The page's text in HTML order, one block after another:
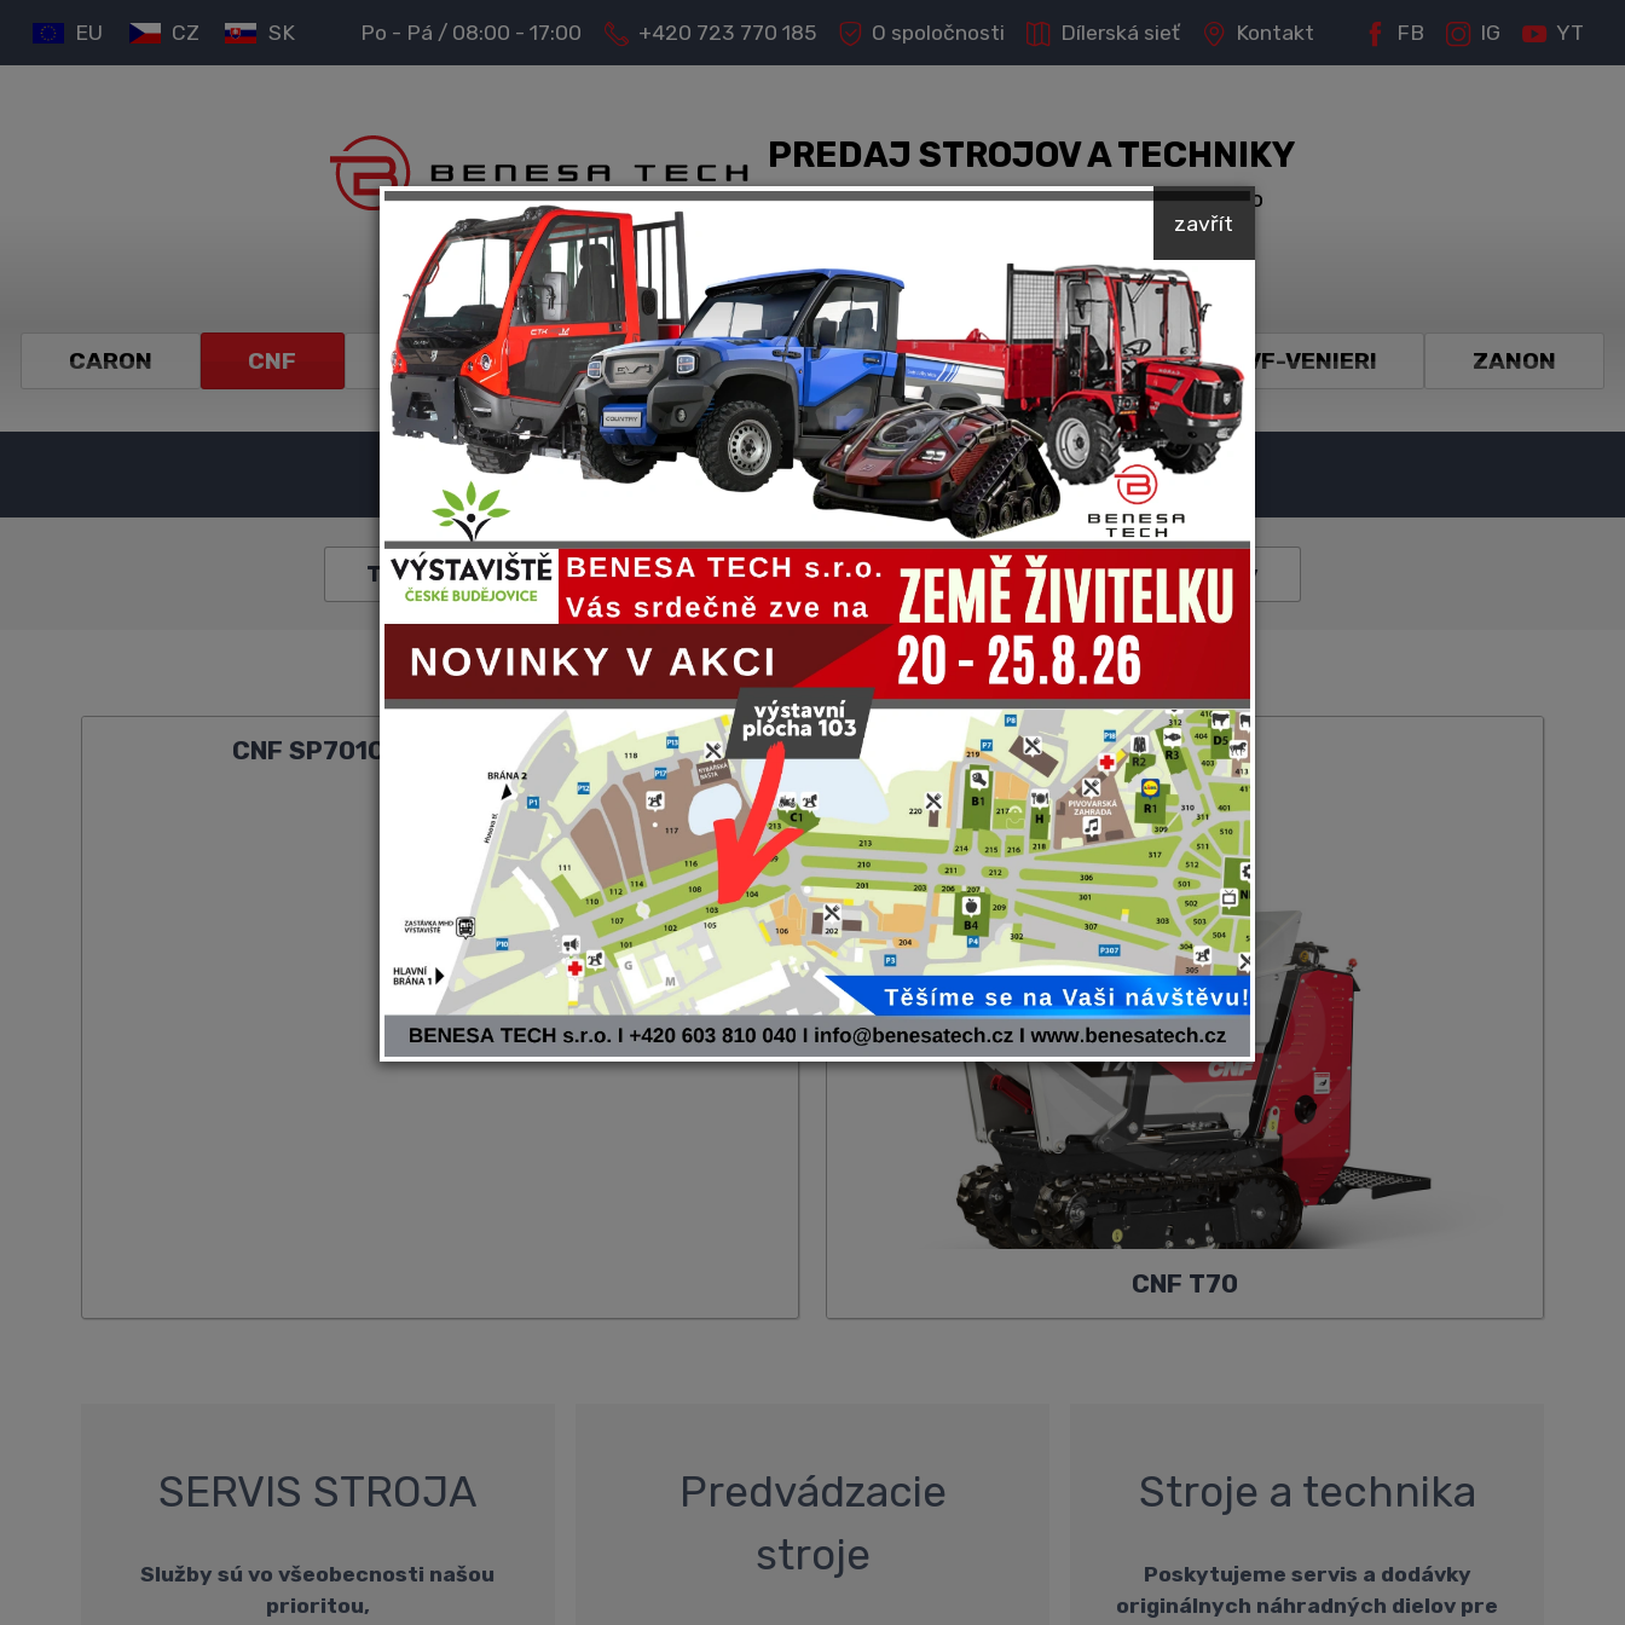
EU CZ SK Po - Pá / 08:00 - 17:00 +420 723 770 185 O spoločnosti Dílerská sieť Kontakt FB IG YT
PREDAJ STROJOV A TECHNIKY
Kompletný servis a príslušenstvo
Spoločnosť BENESA TECH predáva a ponúka servis nasledujúcich značiek:
CARON CNF GYRU-STAR MULTIONE NEGRI BIO TWINCA VF-VENIERI ZANON
CNF - T70
T45 T50 T70 T95 T150 Náhradní díly
CNF SP701C T70.1.1 SADA FILTRŮ
CNF T70
SERVIS STROJA
Služby sú vo všeobecnosti našou
prioritou,
Predvádzacie
stroje
Stroje a technika
Poskytujeme servis a dodávky
originálnych náhradných dielov pre
zavřít